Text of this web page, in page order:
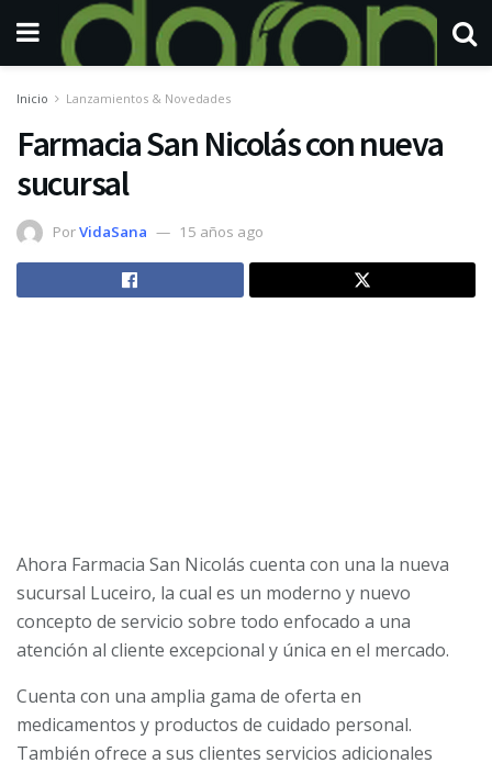
Inicio Lanzamientos & Novedades
Farmacia San Nicolás con nueva
sucursal
PorVidaSana 15 años ago
Ahora Farmacia San Nicolás cuenta con una la nueva
sucursal Luceiro, la cual es un moderno y nuevo
concepto de servicio sobre todo enfocado a una
atención al cliente excepcional y única en el mercado.
Cuenta con una amplia gama de oferta en
medicamentos y productos de cuidado personal.
También ofrece a sus clientes servicios adicionales